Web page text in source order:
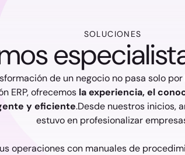
SOLUCIONES
de un negocio no pasa solo
ERP, ofrecemos la experiencia, el
y eficiente.Desde nuestros inicios,
estuvo en profesionalizar
operaciones con manuales de